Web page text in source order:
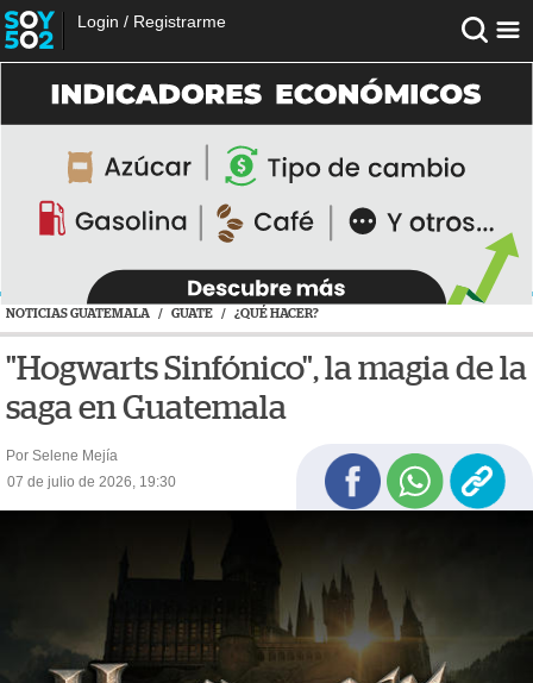
Login / Registrarme
NOTICIAS GUATEMALA / GUATE / ¿QUÉ HACER?
"Hogwarts Sinfónico", la magia de la
saga en Guatemala
Por Selene Mejía
07 de julio de 2026, 19:30